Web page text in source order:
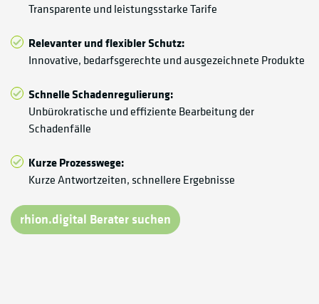
Transparente und leistungsstarke Tarife
Relevanter und flexibler Schutz:
Innovative, bedarfsgerechte und ausgezeichnete Produkte
Schnelle Schadenregulierung:
Unbürokratische und effiziente Bearbeitung der
Schadenfälle
Kurze Prozesswege:
Kurze Antwortzeiten, schnellere Ergebnisse
rhion.digital Berater suchen